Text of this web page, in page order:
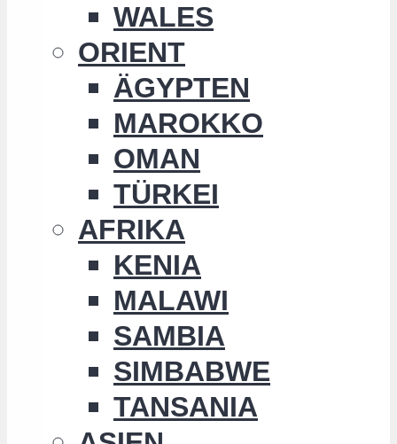
WALES
ORIENT
ÄGYPTEN
MAROKKO
OMAN
TÜRKEI
AFRIKA
KENIA
MALAWI
SAMBIA
SIMBABWE
TANSANIA